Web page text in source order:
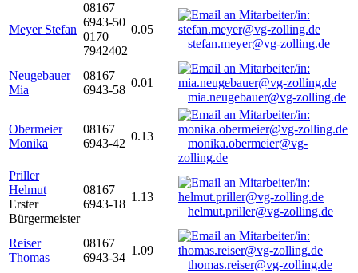
Meyer Stefan
08167
6943-50
0170
7942402
0.05
stefan.meyer@vg-zolling.de
Neugebauer
Mia
08167
6943-58
0.01
mia.neugebauer@vg-zolling.de
Obermeier
Monika
08167
6943-42
0.13
monika.obermeier@vg-
zolling.de
Priller
Helmut
Erster
Bürgermeister
08167
6943-18
1.13
helmut.priller@vg-zolling.de
Reiser
Thomas
08167
6943-34
1.09
thomas.reiser@vg-zolling.de